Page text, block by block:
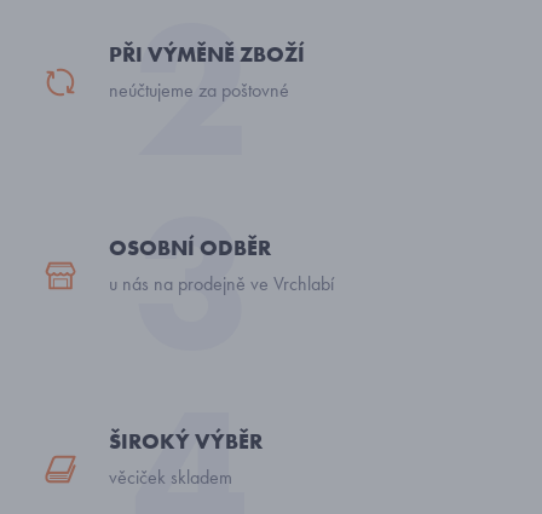
PŘI VÝMĚNĚ ZBOŽÍ
neúčtujeme za poštovné
OSOBNÍ ODBĚR
u nás na prodejně ve Vrchlabí
ŠIROKÝ VÝBĚR
věciček skladem